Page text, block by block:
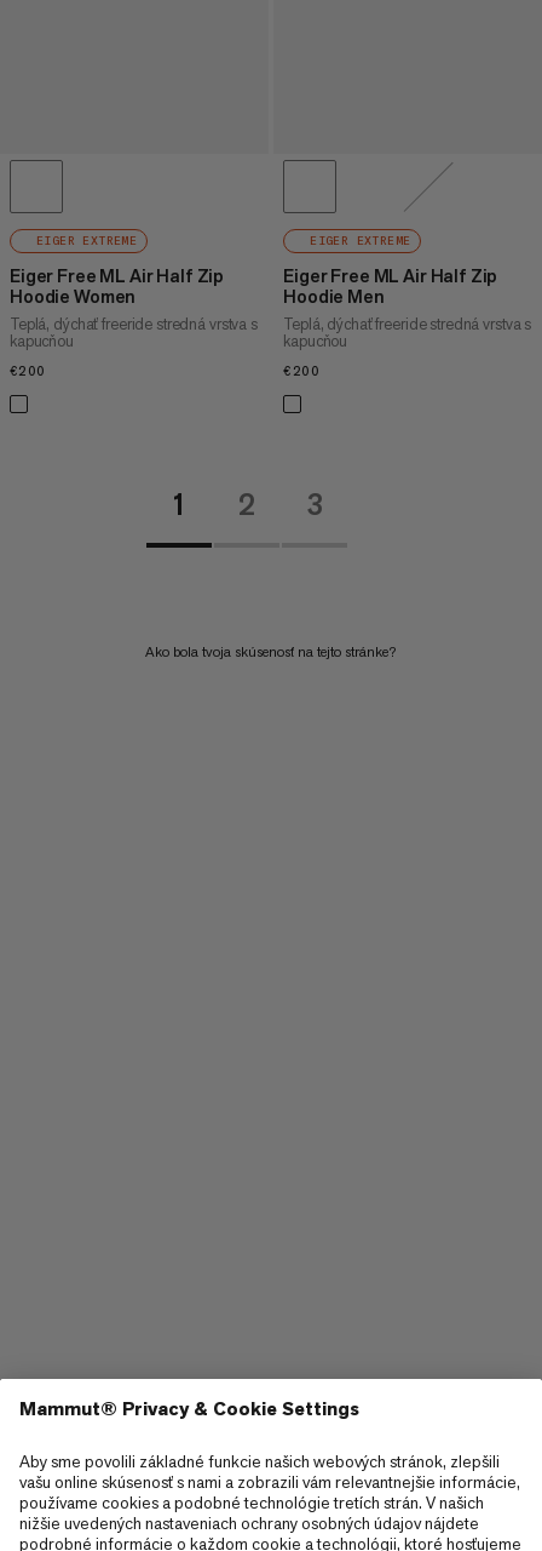
EIGER EXTREME
Eiger Free ML Air Half Zip
Hoodie Women
Teplá, dýchať freeride stredná vrstva s
kapucňou
€200
EIGER EXTREME
Eiger Free ML Air Half Zip
Hoodie Men
Teplá, dýchať freeride stredná vrstva s
kapucňou
€200
1 2 3
Ako bola tvoja skúsenosť na tejto stránke?